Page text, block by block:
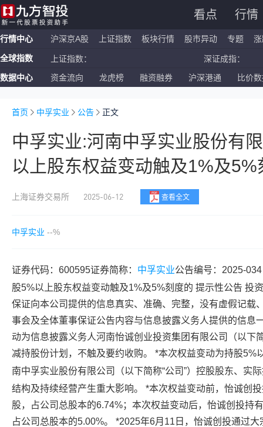
看点 行情
行情中心 沪深京A股 上证指数 板块行情 股市异动 专题
全球指数 上证指数： 深证成指：
恒生指数： 国企指数：
数据中心 资金流向 龙虎榜 融资融券 沪深港通 比价
首页 中孚实业 公告 正文
中孚实业:河南中孚实业股份有
以上股东权益变动触及1%及
上海证券交易所 2025-06-12 查看全文
中孚实业 --%
证券代码：600595证券简称： 中孚实业公告编号：2025-
股5%以上股东权益变动触及1%及5%刻度的 提示性公告 投
保证向本公司提供的信息真实、准确、完整，没有虚假记载
事会及全体董事保证公告内容与信息披露义务人提供的信息
动为信息披露义务人河南怡诚创业投资集团有限公司（以下
减持股份计划，不触及要约收购。 *本次权益变动为持股5%
南中孚实业股份有限公司（以下简称“公司”）控股股东、实
结构及持续经营产生重大影响。 *本次权益变动前，怡诚创
股，占公司总股本的6.74%；本次权益变动后，怡诚创投持
占公司总股本的5.00%。 *2025年6月11日，怡诚创投通过